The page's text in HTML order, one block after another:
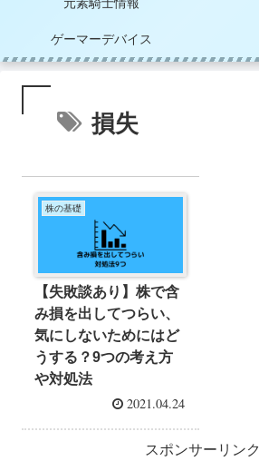
ゲーマーデバイス
損失
株の基礎
【失敗談あり】株で含
み損を出してつらい、
気にしないためにはど
うする？9つの考え方
や対処法
2021.04.24
スポンサーリンク